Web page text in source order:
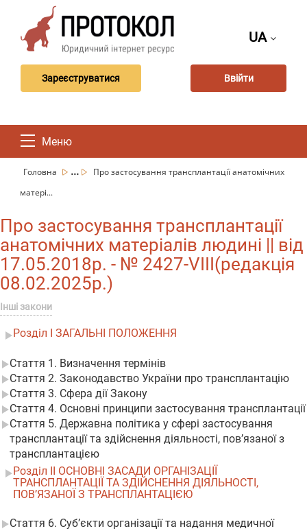
UA
Зареєструватися Ввійти
Меню
Головна ...
Про застосування трансплантації анатомічних
матері...
Про застосування трансплантації
анатомічних матеріалів людині || від
17.05.2018р. - № 2427-VIII(редакція
08.02.2025р.)
Інші закони
Розділ I ЗАГАЛЬНІ ПОЛОЖЕННЯ
Стаття 1. Визначення термінів
Стаття 2. Законодавство України про трансплантацію
Стаття 3. Сфера дії Закону
Стаття 4. Основні принципи застосування трансплантації
Стаття 5. Державна політика у сфері застосування
трансплантації та здійснення діяльності, пов’язаної з
трансплантацією
Розділ II ОСНОВНІ ЗАСАДИ ОРГАНІЗАЦІЇ
ТРАНСПЛАНТАЦІЇ ТА ЗДІЙСНЕННЯ ДІЯЛЬНОСТІ,
ПОВ’ЯЗАНОЇ З ТРАНСПЛАНТАЦІЄЮ
Стаття 6. Суб’єкти організації та надання медичної